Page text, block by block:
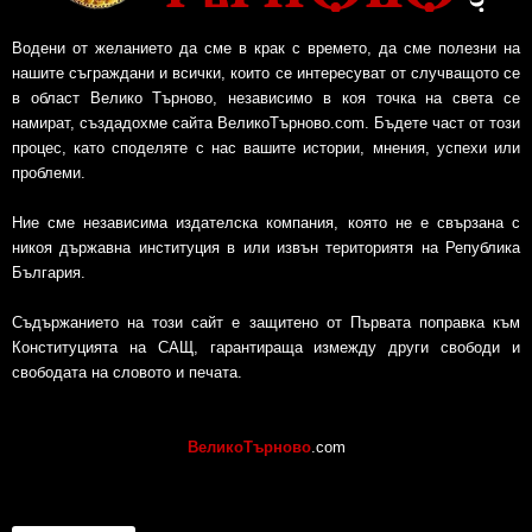
Водени от желанието да сме в крак с времето, да сме полезни на
нашите съграждани и всички, които се интересуват от случващото се
в област Велико Търново, независимо в коя точка на света се
намират, създадохме сайта ВеликоТърново.com. Бъдете част от този
процес, като споделяте с нас вашите истории, мнения, успехи или
проблеми.
Ние сме независима издателска компания, която не е свързана с
никоя държавна институция в или извън териториятя на Република
България.
Съдържанието на този сайт е защитено от Първата поправка към
Конституцията на САЩ, гарантираща измежду други свободи и
свободата на словото и печата.
ВеликоТърново.com